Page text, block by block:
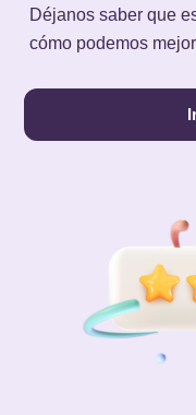
Déjanos saber que
cómo podemos